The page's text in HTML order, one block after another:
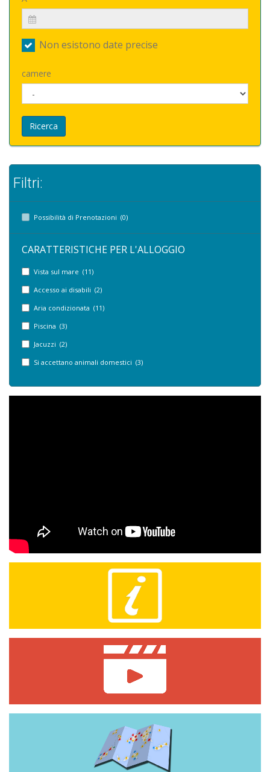
Non esistono date precise
camere
Ricerca
Filtri:
Possibilità di Prenotazioni (0)
CARATTERISTICHE PER L'ALLOGGIO
Vista sul mare (11)
Accesso ai disabili (2)
Aria condizionata (11)
Piscina (3)
Jacuzzi (2)
Si accettano animali domestici (3)